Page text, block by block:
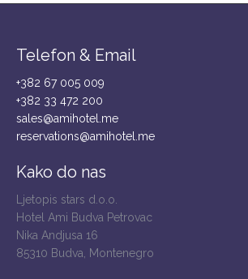
Telefon & Email
+382 67 005 009
+382 33 472 200
sales@amihotel.me
reservations@amihotel.me
Kako do nas
Ljetopis stars d.o.o.
Hotel Ami Budva Petrovac
Nika Andjusa 16
85310 Budva, Montenegro